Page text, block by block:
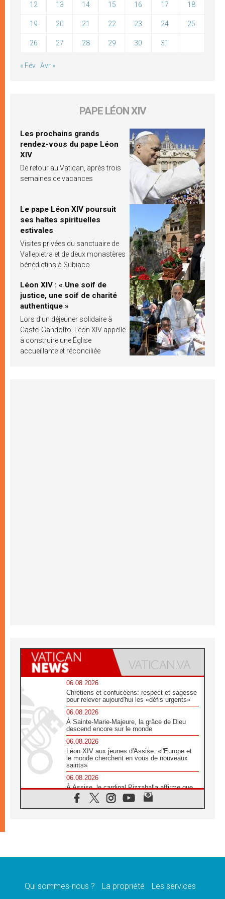
12 13 14 15 16 17 18
19 20 21 22 23 24 25
26 27 28 29 30 31
« Fév Avr »
PAPE LÉON XIV
Les prochains grands
rendez-vous du pape Léon
XIV
De retour au Vatican, après trois
semaines de vacances
Le pape Léon XIV poursuit
ses haltes spirituelles
estivales
Visites privées du sanctuaire de
Vallepietra et de deux monastères
bénédictins à Subiaco
Léon XIV : « Une soif de
justice, une soif de charité
authentique »
Lors d’un déjeuner solidaire à
Castel Gandolfo, Léon XIV appelle
à construire une Église
accueillante et réconciliée
06.08.2026
Chrétiens et confucéens: respect et sagesse
pour relever aujourd'hui les «défis urgents»
06.08.2026
À Sainte-Marie-Majeure, la grâce de Dieu
descend encore sur le monde
06.08.2026
Léon XIV aux jeunes d'Assise: «l'Europe et
le monde cherchent en vous de nouveaux
saints»
06.08.2026
À Assise, le cardinal Pizzaballa affirme que
«les chrétiens veulent la paix»
06.08.2026
message de paix et de dignité humaine»
Qui sommes-nous ? La propriété Les services